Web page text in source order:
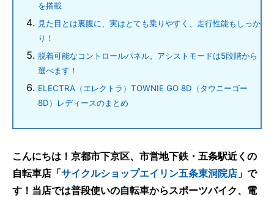
を搭載
見た目とは裏腹に、実はとても乗りやすく、走行性能もしっか
り！
脱着可能なコントロールパネル。アシストモードは5段階から
選べます！
ELECTRA（エレクトラ）TOWNIE GO 8D（タウニーゴー
8D）レディースのまとめ
こんにちは！京都市下京区、市営地下鉄・五条駅近くの
自転車店「サイクルショップエイリン五条東洞院店 」で
す！当店では普段使いの自転車からスポーツバイク、電